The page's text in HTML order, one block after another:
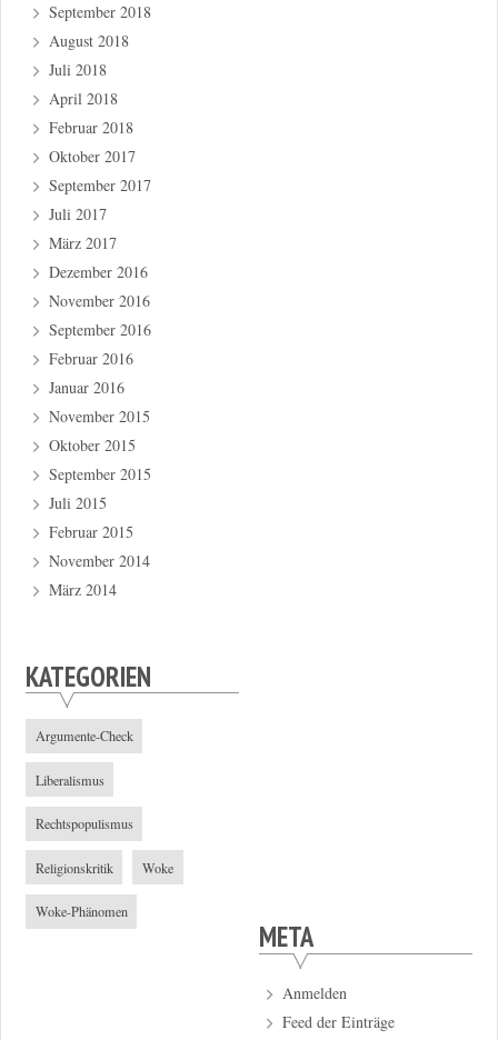
September 2018
August 2018
Juli 2018
April 2018
Februar 2018
Oktober 2017
September 2017
Juli 2017
März 2017
Dezember 2016
November 2016
September 2016
Februar 2016
Januar 2016
November 2015
Oktober 2015
September 2015
Juli 2015
Februar 2015
November 2014
März 2014
KATEGORIEN
Argumente-Check
Liberalismus
Rechtspopulismus
Religionskritik Woke
Woke-Phänomen
META
Anmelden
Feed der Einträge